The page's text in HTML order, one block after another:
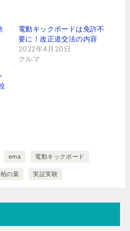
電動キックボードは免許不
要に！改正道交法の内容
2022年4月20日
クルマ
ema 電動キックボード
柏の葉 実証実験